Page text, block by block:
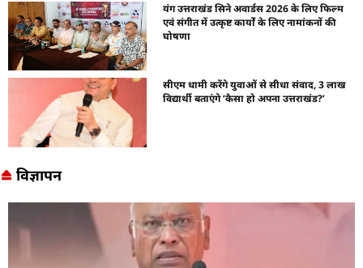
यंग उत्तराखंड सिने अवार्डस 2026 के लिए फिल्म
एवं संगीत में उत्कृष्ट कार्यों के लिए नामांकनों की
घोषणा
सीएम धामी करेंगे युवाओं से सीधा संवाद, 3 लाख
विद्यार्थी बताएंगे ‘कैसा हो अपना उत्तराखंड?’
विज्ञापन